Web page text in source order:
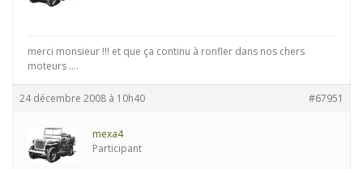
merci monsieur !!! et que ça continu à ronfler dans nos chers
moteurs ….
24 décembre 2008 à 10h40 #67951
mexa4
Participant